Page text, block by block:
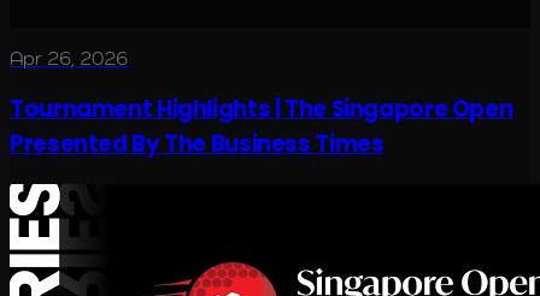
Apr 26, 2026
Tournament Highlights | The Singapore Open
Presented By The Business Times